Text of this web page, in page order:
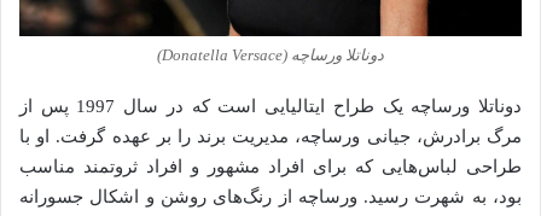
دوناتلا ورساچه (Donatella Versace)
دوناتلا ورساچه یک طراح ایتالیایی است که در سال 1997 پس از
مرگ برادرش، جیانی ورساچه، مدیریت برند را بر عهده گرفت. او با
طراحی لباس‌هایی که برای افراد مشهور و افراد ثروتمند مناسب
بود، به شهرت رسید. ورساچه از رنگ‌های روشن و اشکال جسورانه